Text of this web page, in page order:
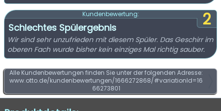
2
Kundenbewertung:
Schlechtes Spülergebnis
Wir sind sehr unzufrieden mit diesem Spüler. Das Geschirr im
oberen Fach wurde bisher kein einziges Mal richtig sauber.
Alle Kundenbewertungen finden Sie unter der folgenden Adresse:
www.otto.de/kundenbewertungen/1666272868/#variationId=16
66273801